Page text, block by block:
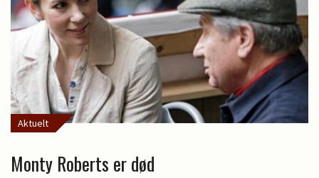
Aktuelt
Monty Roberts er død